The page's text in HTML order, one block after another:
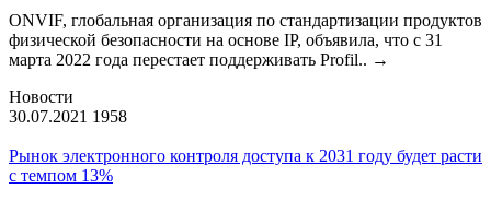
ONVIF, глобальная организация по стандартизации продуктов
физической безопасности на основе IP, объявила, что с 31
марта 2022 года перестает поддерживать Profil.. →
Новости
30.07.2021 1958
Рынок электронного контроля доступа к 2031 году будет расти
с темпом 13%